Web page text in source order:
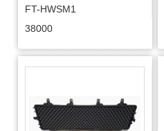
FT-HWSM1
38000